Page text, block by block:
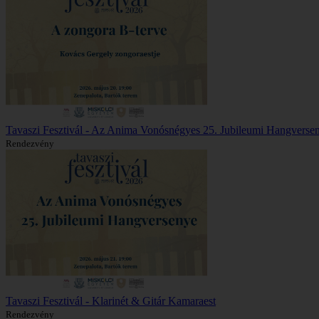
Tavaszi Fesztivál - Az Anima Vonósnégyes 25. Jubileumi
Rendezvény
Tavaszi Fesztivál - Klarinét & Gitár Kamaraest
Rendezvény